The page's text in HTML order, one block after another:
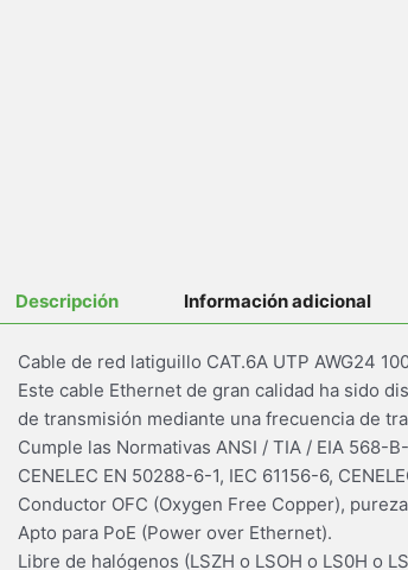
Descripción Información adicional
Cable de red latiguillo CAT.6A UTP AWG24
Este cable Ethernet de gran calidad ha sido
de transmisión mediante una frecuencia de
Cumple las Normativas ANSI / TIA / EIA 568-
CENELEC EN 50288-6-1, IEC 61156-6,
Conductor OFC (Oxygen Free Copper),
Apto para PoE (Power over Ethernet).
Libre de halógenos (LSZH o LSOH o LS0H o